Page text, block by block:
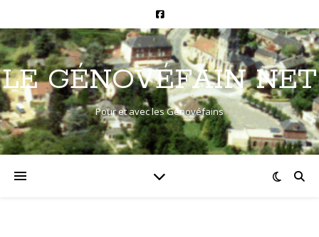
LE GÉNOVÉFAIN NET
Pour et avec les Génovéfains